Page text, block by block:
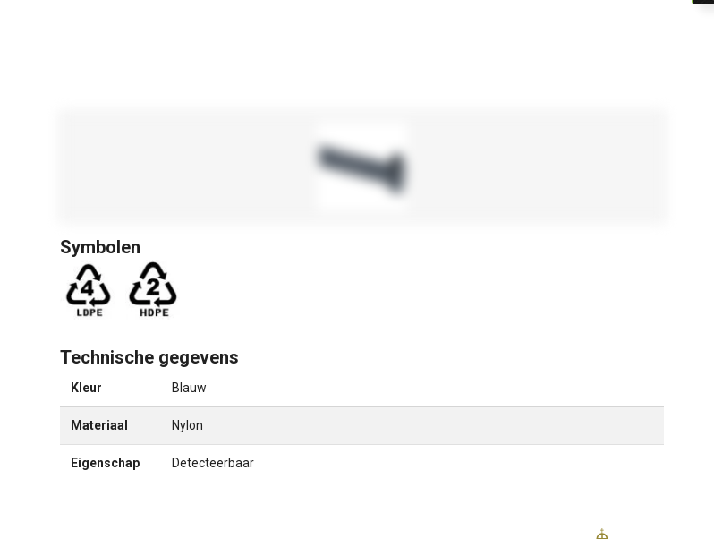
Symbolen
Technische gegevens
Kleur Blauw
Materiaal Nylon
Eigenschap Detecteerbaar